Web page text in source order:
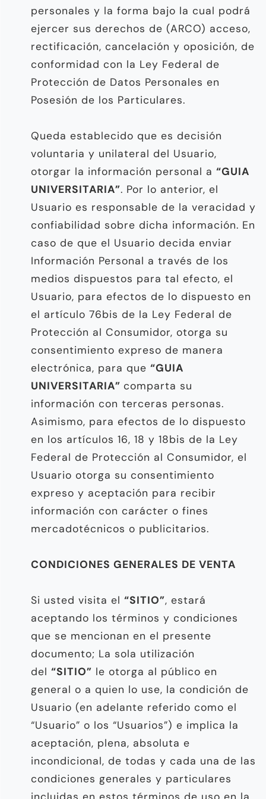
personales y la forma bajo la cual podrá
ejercer sus derechos de (ARCO) acceso,
rectificación, cancelación y oposición, de
conformidad con la Ley Federal de
Protección de Datos Personales en
Posesión de los Particulares.
Queda establecido que es decisión
voluntaria y unilateral del Usuario,
otorgar la información personal a “GUIA
UNIVERSITARIA”. Por lo anterior, el
Usuario es responsable de la veracidad y
confiabilidad sobre dicha información. En
caso de que el Usuario decida enviar
Información Personal a través de los
medios dispuestos para tal efecto, el
Usuario, para efectos de lo dispuesto en
el artículo 76bis de la Ley Federal de
Protección al Consumidor, otorga su
consentimiento expreso de manera
electrónica, para que “GUIA
UNIVERSITARIA” comparta su
información con terceras personas.
Asimismo, para efectos de lo dispuesto
en los artículos 16, 18 y 18bis de la Ley
Federal de Protección al Consumidor, el
Usuario otorga su consentimiento
expreso y aceptación para recibir
información con carácter o fines
mercadotécnicos o publicitarios.
CONDICIONES GENERALES DE VENTA
Si usted visita el “SITIO”, estará
aceptando los términos y condiciones
que se mencionan en el presente
documento; La sola utilización
del “SITIO” le otorga al público en
general o a quien lo use, la condición de
Usuario (en adelante referido como el
“Usuario” o los “Usuarios”) e implica la
aceptación, plena, absoluta e
incondicional, de todas y cada una de las
condiciones generales y particulares